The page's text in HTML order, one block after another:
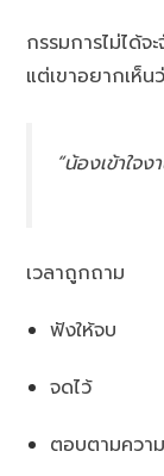
กรรมการไม่ได้จ
แต่เขาอยากเห็น
“น้องเข้าใจ
เวลาถูกถาม
ฟังให้จบ
จดไว้
ตอบตามควา